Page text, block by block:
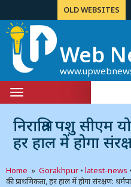
OLD WEBSITES
Web
Toggle
navigation
निराश्रित पशु सीएम
हर हाल में होगा
Home » Gorakhpur • latest-news •
की प्राथमिकता, हर हाल में होगा संरक्षण: